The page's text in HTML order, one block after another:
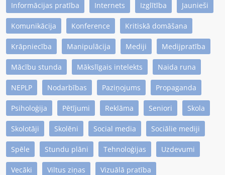
Informācijas pratība Internets Izglītība Jaunieši
Komunikācija Konference Kritiskā domāšana
Krāpniecība Manipulācija Mediji Medijpratība
Mācību stunda Mākslīgais intelekts Naida runa
NEPLP Nodarbības Paziņojums Propaganda
Psiholoģija Pētījumi Reklāma Seniori Skola
Skolotāji Skolēni Social media Sociālie mediji
Spēle Stundu plāni Tehnoloģijas Uzdevumi
Vecāki Viltus ziņas Vizuālā pratība